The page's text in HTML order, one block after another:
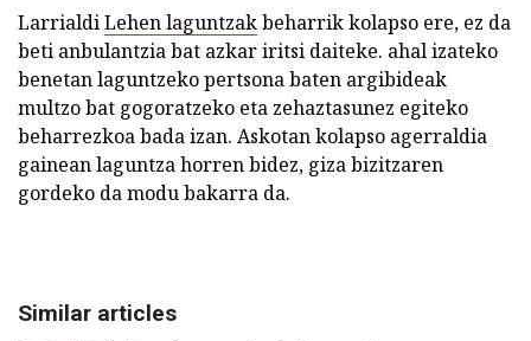
LarrialdiLehen laguntzakbeharrik kolapso ere, ez da
beti anbulantzia bat azkar iritsi daiteke. ahal izateko
benetan laguntzeko pertsona baten argibideak
multzo bat gogoratzeko eta zehaztasunez egiteko
beharrezkoa bada izan. Askotan kolapso agerraldia
gainean laguntza horren bidez, giza bizitzaren
gordeko da modu bakarra da.
Similar articles